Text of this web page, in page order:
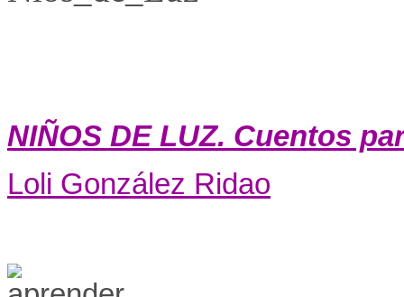
NIÑOS DE LUZ. Cuentos
Loli González Ridao